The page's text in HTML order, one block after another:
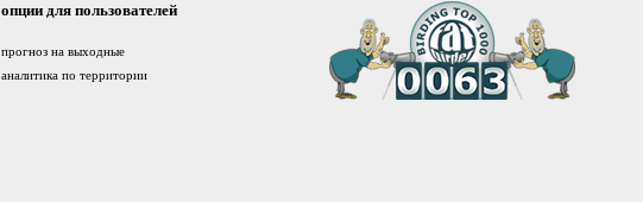
опции для пользователей
прогноз на выходные
аналитика по территории